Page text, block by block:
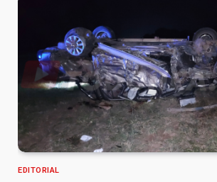
EDITORIAL